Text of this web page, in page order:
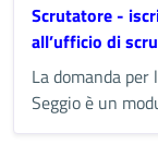
Scrutatore -
all’ufficio di
La domanda
Seggio è un
candidarsi per